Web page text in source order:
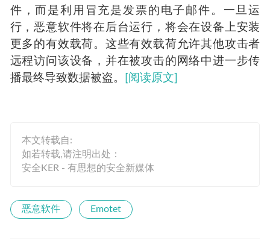
件，而是利用冒充是发票的电子邮件。一旦运
行，恶意软件将在后台运行，将会在设备上安装
更多的有效载荷。这些有效载荷允许其他攻击者
远程访问该设备，并在被攻击的网络中进一步传
播最终导致数据被盗。
[阅读原文]
本文转载自:
如若转载,请注明出处：
安全KER - 有思想的安全新媒体
恶意软件 Emotet